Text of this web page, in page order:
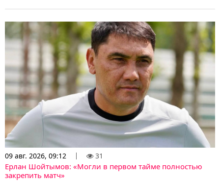
09 авг. 2026, 09:12 31
Ерлан Шойтымов: «Могли в первом тайме полностью
закрепить матч»